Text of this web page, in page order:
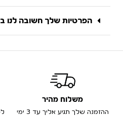
הפרטיות שלך חשובה לנו
משלוח מהיר
ההזמנה שלך תגיע אליך עד 3 ימי